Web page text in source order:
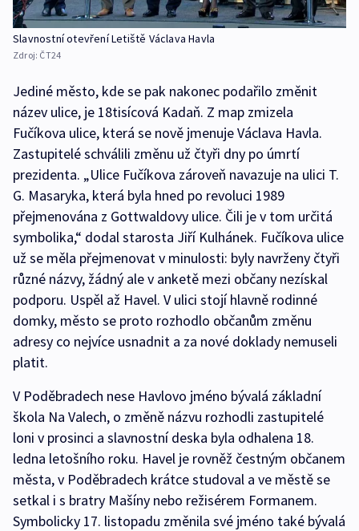
Slavnostní otevření Letiště Václava Havla
Zdroj: ČT24
Jediné město, kde se pak nakonec podařilo změnit
název ulice, je 18tisícová Kadaň. Z map zmizela
Fučíkova ulice, která se nově jmenuje Václava Havla.
Zastupitelé schválili změnu už čtyři dny po úmrtí
prezidenta. „Ulice Fučíkova zároveň navazuje na ulici T.
G. Masaryka, která byla hned po revoluci 1989
přejmenována z Gottwaldovy ulice. Čili je v tom určitá
symbolika,“ dodal starosta Jiří Kulhánek. Fučíkova ulice
už se měla přejmenovat v minulosti: byly navrženy čtyři
různé názvy, žádný ale v anketě mezi občany nezískal
podporu. Uspěl až Havel. V ulici stojí hlavně rodinné
domky, město se proto rozhodlo občanům změnu
adresy co nejvíce usnadnit a za nové doklady nemuseli
platit.
V Poděbradech nese Havlovo jméno bývalá základní
škola Na Valech, o změně názvu rozhodli zastupitelé
loni v prosinci a slavnostní deska byla odhalena 18.
ledna letošního roku. Havel je rovněž čestným občanem
města, v Poděbradech krátce studoval a ve městě se
setkal i s bratry Mašíny nebo režisérem Formanem.
Symbolicky 17. listopadu změnila své jméno také bývalá